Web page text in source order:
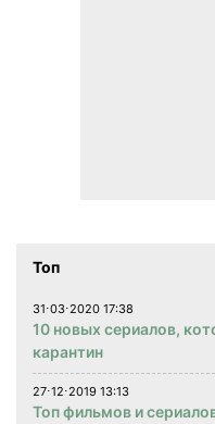
Топ
31⋅03⋅2020 17:38
10 новых сериалов,
карантин
27⋅12⋅2019 13:13
Топ фильмов и